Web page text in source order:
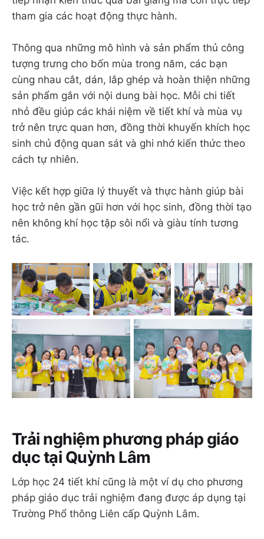
tham gia các hoạt động thực hành.
Thông qua những mô hình và sản phẩm thủ công
tượng trưng cho bốn mùa trong năm, các bạn
cùng nhau cắt, dán, lắp ghép và hoàn thiện những
sản phẩm gắn với nội dung bài học. Mỗi chi tiết
nhỏ đều giúp các khái niệm về tiết khí và mùa vụ
trở nên trực quan hơn, đồng thời khuyến khích học
sinh chủ động quan sát và ghi nhớ kiến thức theo
cách tự nhiên.
Việc kết hợp giữa lý thuyết và thực hành giúp bài
học trở nên gần gũi hơn với học sinh, đồng thời tạo
nên không khí học tập sôi nổi và giàu tính tương
tác.
Trải nghiệm phương pháp giáo
dục tại Quỳnh Lâm
Lớp học 24 tiết khí cũng là một ví dụ cho phương
pháp giáo dục trải nghiệm đang được áp dụng tại
Trường Phổ thông Liên cấp Quỳnh Lâm.